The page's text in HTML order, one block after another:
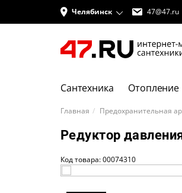
Челябинск 47@47.ru
Сантехника Отопление
Главная Предохранительная
Редуктор
Код товара: 00074310